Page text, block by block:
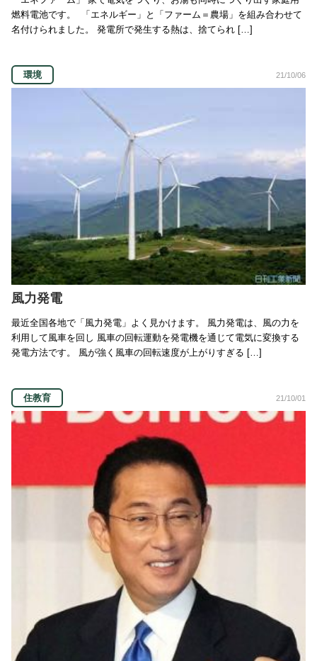
燃料電池です。 「エネルギー」と「ファーム＝農場」を組み合わせて
名付けられました。 発電所で発生する熱は、捨てられ […]
環境 21/10/06
風力発電
最近全国各地で「風力発電」よく見かけます。 風力発電は、風の力を
利用して風車を回し 風車の回転運動を発電機を通じて電気に変換する
発電方法です。 風が強く風車の回転速度が上がりすぎる […]
住教育 21/10/01